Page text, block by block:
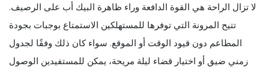
لا تزال الراحة هي القوة الدافعة وراء ظاهرة البيك أب على الرصيف.
تتيح المرونة التي توفرها للمستهلكين الاستمتاع بوجبات بجودة
المطاعم دون قيود الوقت أو الموقع. سواء كان ذلك وفقًا لجدول
زمني ضيق أو اختيار قضاء ليلة مريحة، يمكن للمستفيدين الوصول